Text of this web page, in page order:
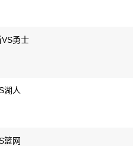
勇士
湖人
篮网